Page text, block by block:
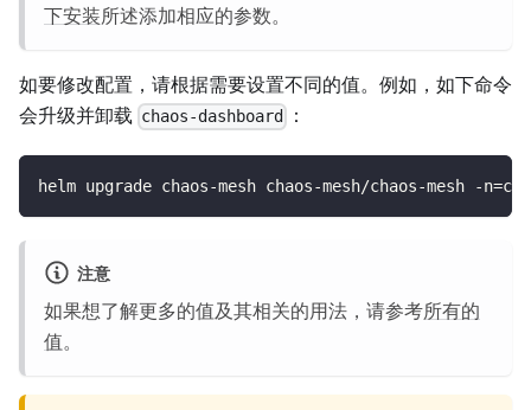
下安装所述添加相应的参数。
如要修改配置，请根据需要设置不同的值。例如，如下命令
会升级并卸载 chaos-dashboard ：
helm upgrade chaos-mesh chaos-mesh/chaos-mesh -n=
注意
如果想了解更多的值及其相关的用法，请参考所有的
值。